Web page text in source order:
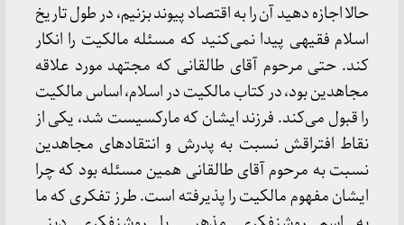
حالا اجازه دهید آن را به اقتصاد پیوند بزنیم، در طول تاریخ
اسلام فقیهی پیدا نمی‌کنید که مسئله مالکیت را انکار
کند. حتی مرحوم آقای طالقانی که مجتهد مورد علاقه
مجاهدین بود، در کتاب مالکیت در اسلام، اساس مالکیت
را قبول می‌کند. فرزند ایشان که مارکسیست شد، یکی از
نقاط افتراقش نسبت به پدرش و انتقادهای مجاهدین
نسبت به مرحوم آقای طالقانی همین مسئله بود که چرا
ایشان مفهوم مالکیت را پذیرفته است. طرز تفکری که ما